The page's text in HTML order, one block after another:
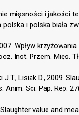
mięsności i jakości
i polska biała
Wpływ
Inst. Przem. Mięs.
Lisiak D., 2009.
Sci. Pap. Rep.
value and